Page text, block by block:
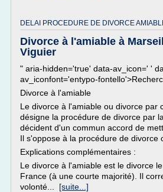
DELAI PROCEDURE DE DIVORCE
Divorce à l'amiable à
Viguier
" aria-hidden='true' data-av_icon=' '
av_iconfont='entypo-
Divorce à l'amiable
Le divorce à l'amiable ou divorce par
désigne la procédure de divorce par
décident d'un commun accord de
Il s'oppose à la procédure de divorce
Explications complémentaires :
Le divorce à l'amiable est le divorce
France (à une courte majorité). Il
volonté... [suite...]